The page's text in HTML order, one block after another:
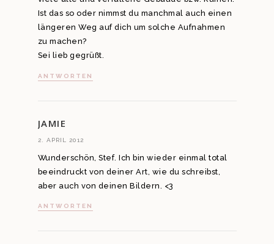
Ist das so oder nimmst du manchmal auch einen
längeren Weg auf dich um solche Aufnahmen
zu machen?
Sei lieb gegrüßt.
ANTWORTEN
JAMIE
2. APRIL 2012
Wunderschön, Stef. Ich bin wieder einmal total
beeindruckt von deiner Art, wie du schreibst,
aber auch von deinen Bildern. <3
ANTWORTEN